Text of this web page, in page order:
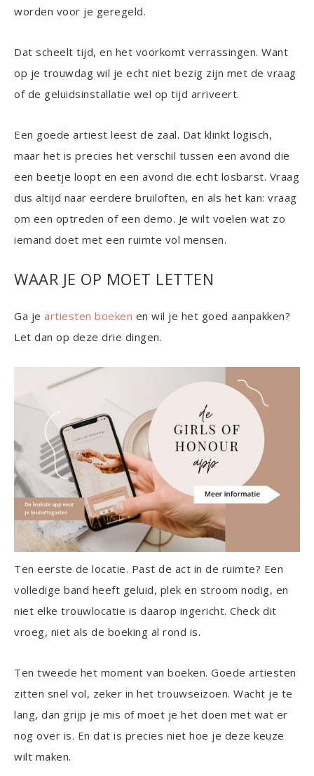
worden voor je geregeld.
Dat scheelt tijd, en het voorkomt verrassingen. Want
op je trouwdag wil je echt niet bezig zijn met de vraag
of de geluidsinstallatie wel op tijd arriveert.
Een goede artiest leest de zaal. Dat klinkt logisch,
maar het is precies het verschil tussen een avond die
een beetje loopt en een avond die echt losbarst. Vraag
dus altijd naar eerdere bruiloften, en als het kan: vraag
om een optreden of een demo. Je wilt voelen wat zo
iemand doet met een ruimte vol mensen.
WAAR JE OP MOET LETTEN
Ga je artiesten boeken en wil je het goed aanpakken?
Let dan op deze drie dingen.
Ten eerste de locatie. Past de act in de ruimte? Een
volledige band heeft geluid, plek en stroom nodig, en
niet elke trouwlocatie is daarop ingericht. Check dit
vroeg, niet als de boeking al rond is.
Ten tweede het moment van boeken. Goede artiesten
zitten snel vol, zeker in het trouwseizoen. Wacht je te
lang, dan grijp je mis of moet je het doen met wat er
nog over is. En dat is precies niet hoe je deze keuze
wilt maken.